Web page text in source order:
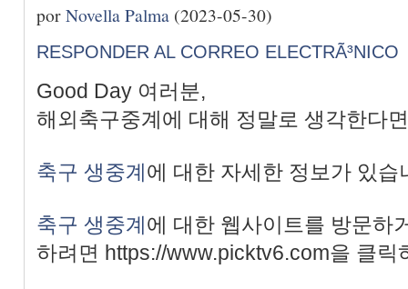
porNovella Palma (2023-05-30)
RESPONDER AL CORREO ELECTRÃ³NICO
Good Day 여러분,
해외축구중계에 대해 정말로 생각한다
축구 생중계에 대한 자세한 정보가 있습
축구 생중계에 대한 웹사이트를 방문하
하려면 https://www.picktv6.com을 클릭